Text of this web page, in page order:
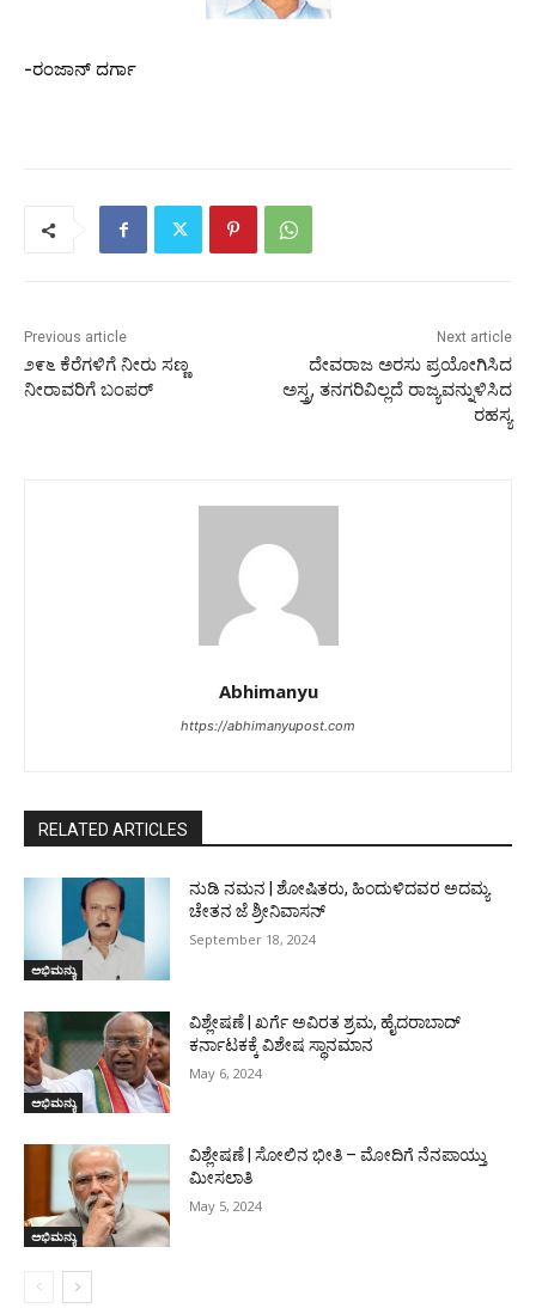
-ರಂಜಾನ್ ದರ್ಗಾ
Previous article
೨೯೬ ಕೆರೆಗಳಿಗೆ ನೀರು ಸಣ್ಣ
ನೀರಾವರಿಗೆ ಬಂಪರ್
Next article
ದೇವರಾಜ ಅರಸು ಪ್ರಯೋಗಿಸಿದ
ಅಸ್ತ್ರ, ತನಗರಿವಿಲ್ಲದೆ ರಾಜ್ಯವನ್ನುಳಿಸಿದ
ರಹಸ್ಯ
Abhimanyu
https://abhimanyupost.com
RELATED ARTICLES
ಅಭಿಮನ್ಯು
ನುಡಿ ನಮನ | ಶೋಷಿತರು, ಹಿಂದುಳಿದವರ ಅದಮ್ಯ
ಚೇತನ ಜೆ ಶ್ರೀನಿವಾಸನ್
September 18, 2024
ಅಭಿಮನ್ಯು
ವಿಶ್ಲೇಷಣೆ | ಖರ್ಗೆ ಅವಿರತ ಶ್ರಮ, ಹೈದರಾಬಾದ್
ಕರ್ನಾಟಕಕ್ಕೆ ವಿಶೇಷ ಸ್ಥಾನಮಾನ
May 6, 2024
ಅಭಿಮನ್ಯು
ವಿಶ್ಲೇಷಣೆ | ಸೋಲಿನ ಭೀತಿ – ಮೋದಿಗೆ ನೆನಪಾಯ್ತು
ಮೀಸಲಾತಿ
May 5, 2024